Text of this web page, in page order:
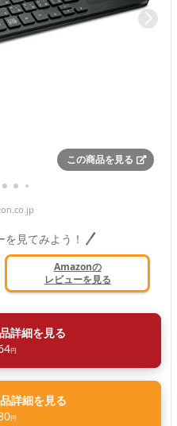
この商品を見る
見てみよう！
Amazonの
レビューを見る
詳細を見る
円
詳細を見る
円